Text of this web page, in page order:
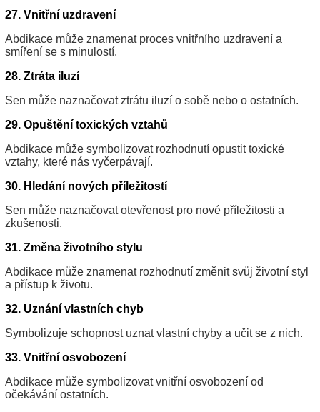
27. Vnitřní uzdravení
Abdikace může znamenat proces vnitřního uzdravení a
smíření se s minulostí.
28. Ztráta iluzí
Sen může naznačovat ztrátu iluzí o sobě nebo o ostatních.
29. Opuštění toxických vztahů
Abdikace může symbolizovat rozhodnutí opustit toxické
vztahy, které nás vyčerpávají.
30. Hledání nových příležitostí
Sen může naznačovat otevřenost pro nové příležitosti a
zkušenosti.
31. Změna životního stylu
Abdikace může znamenat rozhodnutí změnit svůj životní styl
a přístup k životu.
32. Uznání vlastních chyb
Symbolizuje schopnost uznat vlastní chyby a učit se z nich.
33. Vnitřní osvobození
Abdikace může symbolizovat vnitřní osvobození od
očekávání ostatních.